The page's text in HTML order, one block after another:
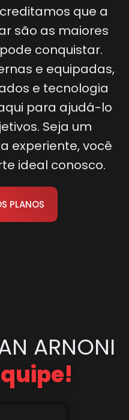
que a
são as maiores
conquistar.
e equipadas,
e tecnologia
para ajudá-lo
Seja um
experiente, você
ideal conosco.
PLANOS
ARNONI